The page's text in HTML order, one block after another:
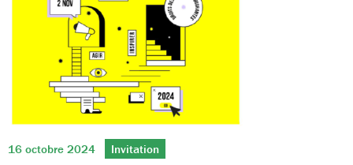
16 octobre 2024 Invitation